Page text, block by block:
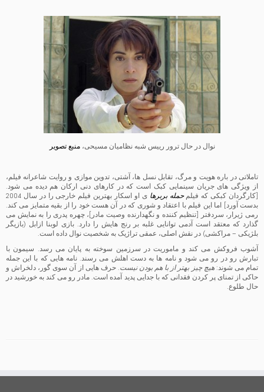
نوال در حال ترور رییس شبه نظامیان مسیحی،منبع تصویر
تاملاتی در باره هویت و مرگ، تقابل نسل ها، آشتی، تدوین موازی و روایت شاعرانه فیلم،
از ویژگی های جریان سینمایی کبک است که در کارهای دنی ارکان هم دیده می شود.
[کارگردان کبکی که فیلمحمله بربرها
ی او اسکار بهترین فیلم خارجی را در سال 2004
بدست آورد] اما این فیلم با اعتقاد و شوری که در آن هست خود را از بقیه متمایز می کند.
رمی ژیرار، سردفتر [تنظیم کننده و نگهدارنده وصیت مادر]، چهره پدری را به نمایش می
گذارد که معتقد است آدمی توانایی غلبه بر رنج هایش را دارد. بازی لوبنا ازابل (بازیگر
بلژیکی – مراکشی) در نقش اصلی، عمقی تراژیک به شخصیت نوال داده است.
آشوب فروکش می کند و ماموریت در سرزمین سوخته به پایان می رسد. سیمون با
تبارش رو در رو می شود و نامه ها به دست اهلش می رسند. نامه هایی که با این جمله
تمام می شوند:هیچ چیز بهتر از با هم بودن نیست. حرف هایی از آن سوی گور، دلخراش و
حاکی از تمنای پر کردن فقدانی که با جدایی پدید آمده است. مادر رو می کند به خورشید در
حال طلوع.